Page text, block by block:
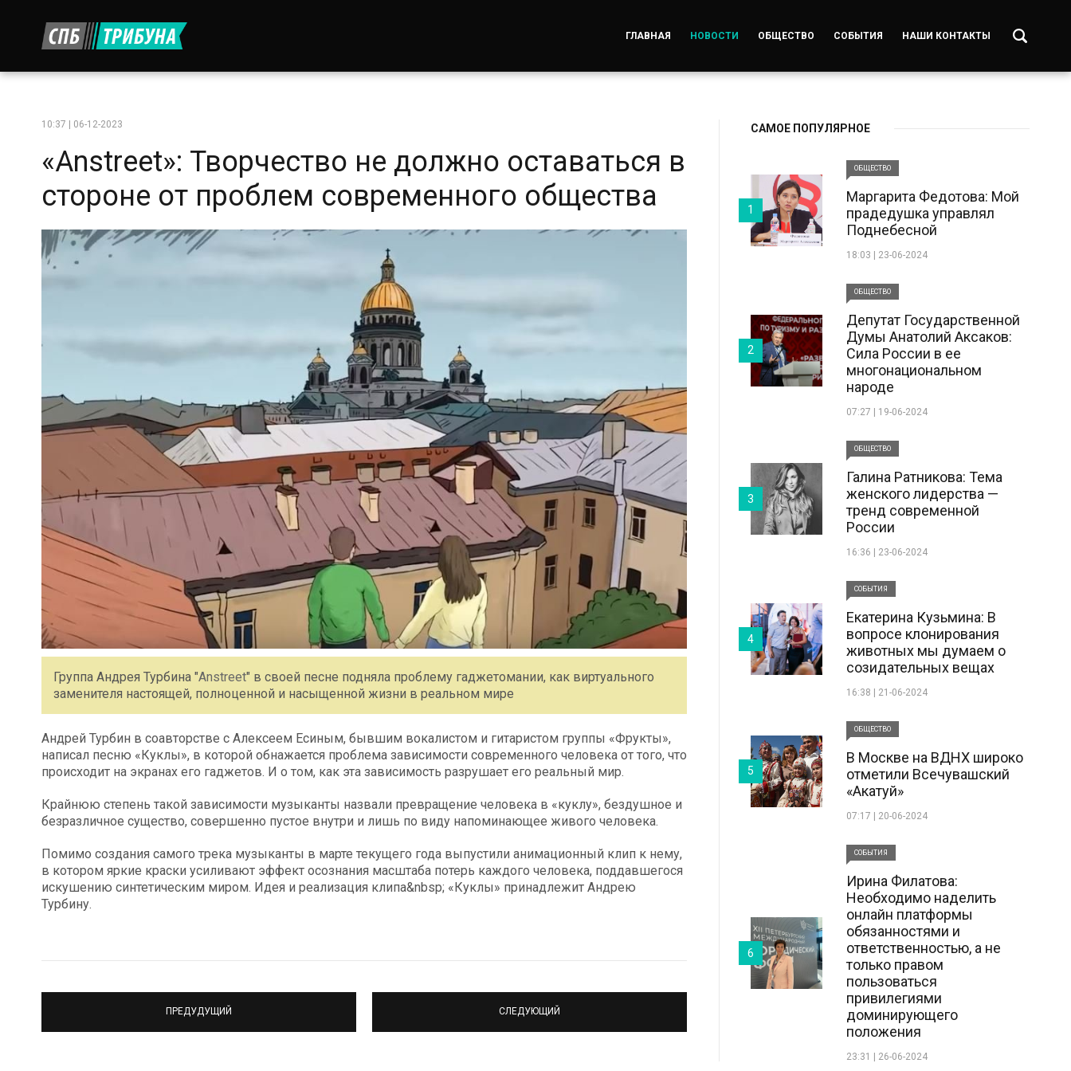
ГЛАВНАЯ НОВОСТИ ОБЩЕСТВО СОБЫТИЯ НАШИ КОНТАКТЫ
10:37 | 06-12-2023
«Anstreet»: Творчество не должно оставаться в
стороне от проблем современного общества
Группа Андрея Турбина "Anstreet" в своей песне подняла проблему гаджетомании, как виртуального
заменителя настоящей, полноценной и насыщенной жизни в реальном мире
Андрей Турбин в соавторстве с Алексеем Есиным, бывшим вокалистом и гитаристом группы «Фрукты»,
написал песню «Куклы», в которой обнажается проблема зависимости современного человека от того, что
происходит на экранах его гаджетов. И о том, как эта зависимость разрушает его реальный мир.
Крайнюю степень такой зависимости музыканты назвали превращение человека в «куклу», бездушное и
безразличное существо, совершенно пустое внутри и лишь по виду напоминающее живого человека.
Помимо создания самого трека музыканты в марте текущего года выпустили анимационный клип к нему,
в котором яркие краски усиливают эффект осознания масштаба потерь каждого человека, поддавшегося
искушению синтетическим миром. Идея и реализация клипа&nbsp; «Куклы» принадлежит Андрею
Турбину.
ПРЕДУДУЩИЙ СЛЕДУЮЩИЙ
САМОЕ ПОПУЛЯРНОЕ
ОБЩЕСТВО
Маргарита Федотова: Мой
прадедушка управлял
Поднебесной
18:03 | 23-06-2024
1
ОБЩЕСТВО
Депутат Государственной
Думы Анатолий Аксаков:
Сила России в ее
многонациональном
народе
07:27 | 19-06-2024
2
ОБЩЕСТВО
Галина Ратникова: Тема
женского лидерства —
тренд современной
России
16:36 | 23-06-2024
3
СОБЫТИЯ
Екатерина Кузьмина: В
вопросе клонирования
животных мы думаем о
созидательных вещах
16:38 | 21-06-2024
4
ОБЩЕСТВО
В Москве на ВДНХ широко
отметили Всечувашский
«Акатуй»
07:17 | 20-06-2024
5
СОБЫТИЯ
Ирина Филатова:
Необходимо наделить
онлайн платформы
обязанностями и
ответственностью, а не
только правом
пользоваться
привилегиями
доминирующего
положения
23:31 | 26-06-2024
6